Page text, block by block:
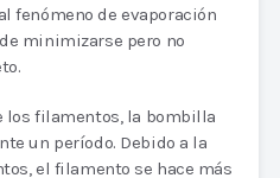
fenómeno de evaporación
minimizarse pero no
los filamentos, la bombilla
un período. Debido a la
el filamento se hace más